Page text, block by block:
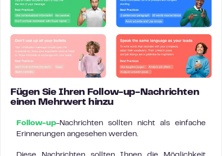
Fügen Sie Ihren Follow-up-Nachrichten
einen Mehrwert hinzu
Follow-up-Nachrichten sollten nicht als einfache
Erinnerungen angesehen werden.